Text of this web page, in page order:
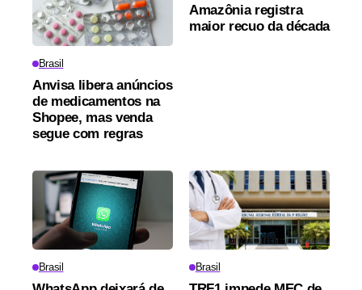
Brasil
Anvisa libera anúncios
de medicamentos na
Shopee, mas venda
segue com regras
Amazônia registra
maior recuo da década
Brasil Brasil